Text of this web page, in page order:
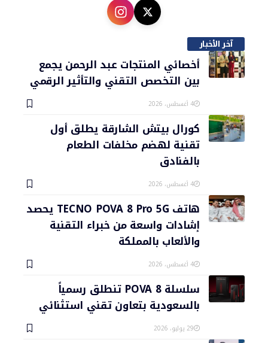
آخر الأخبار
أخصائي المنتجات عبد الرحمن يجمع
بين التخصص التقني والتأثير الرقمي
4 أغسطس، 2026
كورال بيتش الشارقة يطلق أول
تقنية لهضم مخلفات الطعام
بالفنادق
4 أغسطس، 2026
هاتف TECNO POVA 8 Pro 5G يحصد
إشادات واسعة من خبراء التقنية
والألعاب بالمملكة
4 أغسطس، 2026
سلسلة POVA 8 تنطلق رسمياً
بالسعودية بتعاون تقني استثنائي
29 يوليو، 2026